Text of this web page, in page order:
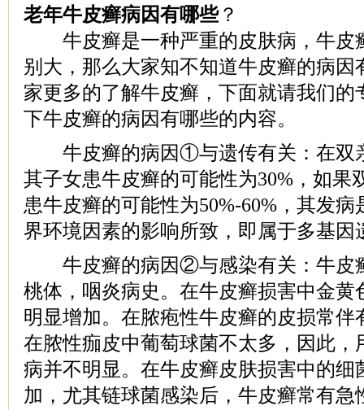
老年牛皮癣病因有哪些？
牛皮癣是一种严重的皮肤病，牛皮
别大，那么大家知不知道牛皮癣的病因
家更多的了解牛皮癣，下面就请我们的
下牛皮癣的病因有哪些的内容。
牛皮癣的病因①与遗传有关：在双
其子女患牛皮癣的可能性为30%，如果
患牛皮癣的可能性为50%-60%，其发
界环境因素的影响所致，即属于多基因
牛皮癣的病因②与感染有关：牛皮
桃体，咽炎病史。在牛皮癣损害中金黄
明显增加。在脓疱性牛皮癣的皮损常伴
在脓性痂皮中葡萄球菌不太多，因此，
病并不明显。在牛皮癣皮肤损害中的细
加，尤其链球菌感染后，牛皮癣常有急